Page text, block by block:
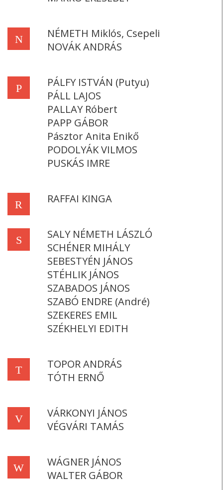
N
NÉMETH Miklós, Csepeli
NOVÁK ANDRÁS
P
PÁLFY ISTVÁN (Putyu)
PÁLL LAJOS
PALLAY Róbert
PAPP GÁBOR
Pásztor Anita Enikő
PODOLYÁK VILMOS
PUSKÁS IMRE
R RAFFAI KINGA
S
SALY NÉMETH LÁSZLÓ
SCHÉNER MIHÁLY
SEBESTYÉN JÁNOS
STÉHLIK JÁNOS
SZABADOS JÁNOS
SZABÓ ENDRE (André)
SZEKERES EMIL
SZÉKHELYI EDITH
T
TOPOR ANDRÁS
TÓTH ERNŐ
V
VÁRKONYI JÁNOS
VÉGVÁRI TAMÁS
W
WÁGNER JÁNOS
WALTER GÁBOR